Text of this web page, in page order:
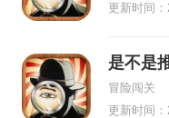
更新时间
是不是
最新版
冒险闯关
更新时间